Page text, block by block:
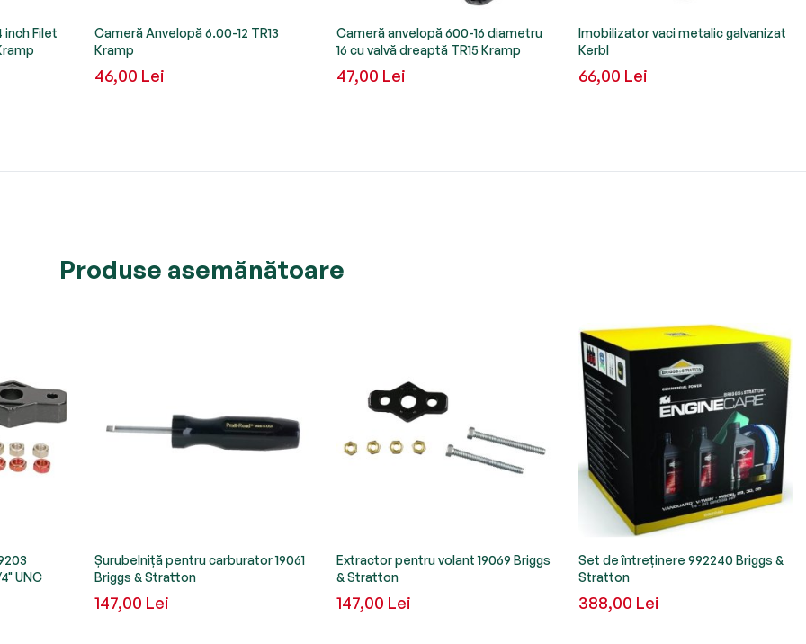
inch Filet
Cameră Anvelopă 6.00-12 TR13
Kramp
46,00 Lei
Cameră anvelopă 600-16 diametru
16 cu valvă dreaptă TR15 Kramp
47,00 Lei
Imobilizator vaci metalic galvanizat
Kerbl
66,00 Lei
Produse asemănătoare
UNC
Șurubelniță pentru carburator 19061
Briggs & Stratton
147,00 Lei
Extractor pentru volant 19069 Briggs
& Stratton
147,00 Lei
Set de întreținere 992240 Briggs &
Stratton
388,00 Lei